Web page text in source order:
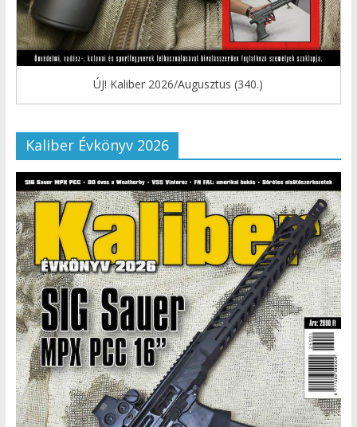
ÚJ! Kaliber 2026/Augusztus (340.)
Kaliber Évkönyv 2026